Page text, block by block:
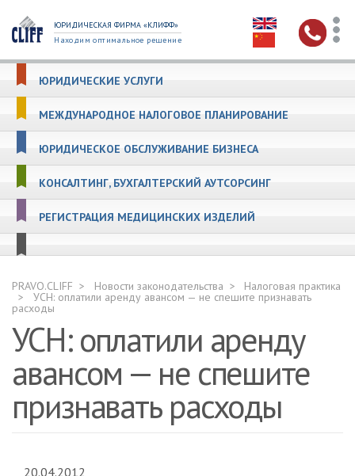
ЮРИДИЧЕСКАЯ ФИРМА «КЛИФФ»
Находим оптимальное решение
ЮРИДИЧЕСКИЕ УСЛУГИ
МЕЖДУНАРОДНОЕ НАЛОГОВОЕ ПЛАНИРОВАНИЕ
ЮРИДИЧЕСКОЕ ОБСЛУЖИВАНИЕ БИЗНЕСА
КОНСАЛТИНГ, БУХГАЛТЕРСКИЙ АУТСОРСИНГ
РЕГИСТРАЦИЯ МЕДИЦИНСКИХ ИЗДЕЛИЙ
PRAVO.CLIFF Новости законодательства Налоговая практика
УСН: оплатили аренду авансом — не спешите признавать
расходы
УСН: оплатили аренду
авансом — не спешите
признавать расходы
20.04.2012